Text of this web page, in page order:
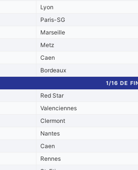
Lyon
Paris-SG
Marseille
Metz
Caen
Bordeaux
1/16 DE
Red Star
Valenciennes
Clermont
Nantes
Caen
Rennes